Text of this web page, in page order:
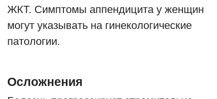
ЖКТ. Симптомы аппендицита у женщин
могут указывать на гинекологические
патологии.
Осложнения